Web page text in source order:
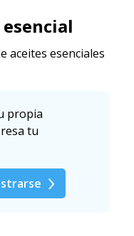
aceites esenciales
propia
tu